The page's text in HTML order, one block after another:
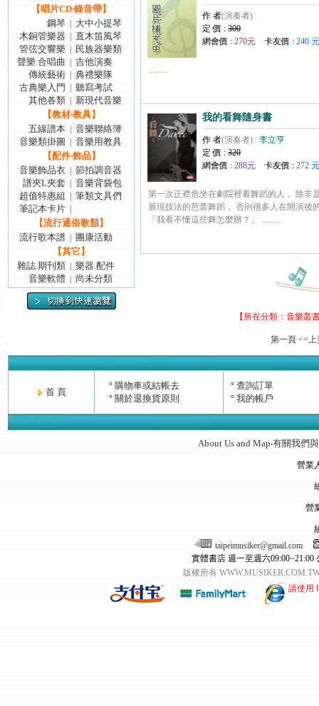
【唱片CD‧錄音帶】
鋼琴
大中小提琴
木銅管樂器
直木笛風琴
管弦交響樂
民族器樂類
聲樂.合唱曲
吉他演奏
傳統藝術
典禮樂隊
古典樂入門
聽寫考試
其他各類
新現代音樂
【教材‧教具】
五線譜本
音樂聯絡簿
音樂類掛圖
音樂用教具
【配件‧飾品】
音樂飾品衣
節拍調音器
譜夾L夾套
音樂背袋包
超值特惠組
筆類文具們
筆記本卡片
【流行通俗歌類】
流行歌本譜
團康活動
【其它】
雜誌.期刊類
樂器.配件
音樂軟體
尚未分類
作 者(演奏者) :
定 價 : 300
網會價 : 270元 卡友價 : 240 元
.........
我的看舞隨身書
作 者(演奏者) : 李立亨
定 價 : 320
網會價 : 288元 卡友價 : 272 元
第一次正襟危坐在劇院裡看舞蹈的人， 除非
展現技法的芭蕾舞蹈， 否則很多人在開演後
「我看不懂這些舞怎麼辦？」 .........
【所在分類： 音樂叢
第一頁 <<上
首 頁
° 購物車或結帳去
° 關於退換貨原則
° 查詢訂單
° 我的帳戶
About Us and Map‧有關我們
營業
營
taipeimusiker@gmail.com
實體書店 週一至週六09:00~21:00
版權所有
請使用